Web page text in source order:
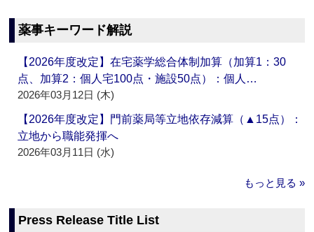
薬事キーワード解説
【2026年度改定】在宅薬学総合体制加算（加算1：30
点、加算2：個人宅100点・施設50点）：個人…
2026年03月12日 (木)
【2026年度改定】門前薬局等立地依存減算（▲15点）：
立地から職能発揮へ
2026年03月11日 (水)
もっと見る »
Press Release Title List